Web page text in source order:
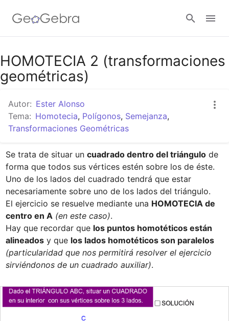
Google Classroom
Abrir sesión
HOMOTECIA 2 (transformaciones
geométricas)
Autor: Ester Alonso
Tema: Homotecia, Polígonos, Semejanza,
Transformaciones Geométricas
Se trata de situar un cuadrado dentro del triángulo de
forma que todos sus vértices estén sobre los de éste.
Uno de los lados del cuadrado tendrá que estar
necesariamente sobre uno de los lados del triángulo.
El ejercicio se resuelve mediante una HOMOTECIA de
centro en A (en este caso).
Hay que recordar que los puntos homotéticos están
alineados y que los lados homotéticos son paralelos
(particularidad que nos permitirá resolver el ejercicio
sirviéndonos de un cuadrado auxiliar).